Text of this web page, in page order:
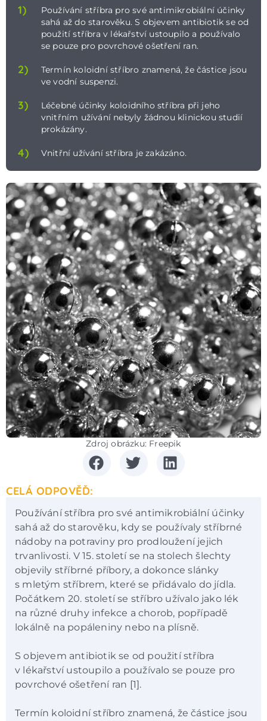
1)
Používání stříbra pro své antimikrobiální účinky
sahá až do starověku. S objevem antibiotik se od
použití stříbra v lékařství ustoupilo a používalo
se pouze pro povrchové ošetření ran.
2)
Termín koloidní stříbro znamená, že částice jsou
ve vodní suspenzi.
3)
Léčebné účinky koloidního stříbra při jeho
vnitřním užívání nebyly žádnou klinickou studií
prokázány.
4) Vnitřní užívání stříbra je zakázáno.
Zdroj obrázku: Freepik
CELÁ ODPOVĚĎ:
Používání stříbra pro své antimikrobiální účinky
sahá až do starověku, kdy se používaly stříbrné
nádoby na potraviny pro prodloužení jejich
trvanlivosti. V 15. století se na stolech šlechty
objevily stříbrné příbory, a dokonce slánky
s mletým stříbrem, které se přidávalo do jídla.
Počátkem 20. století se stříbro užívalo jako lék
na různé druhy infekce a chorob, popřípadě
lokálně na popáleniny nebo na plísně.
S objevem antibiotik se od použití stříbra
v lékařství ustoupilo a používalo se pouze pro
povrchové ošetření ran [1].
Termín koloidní stříbro znamená, že částice jsou